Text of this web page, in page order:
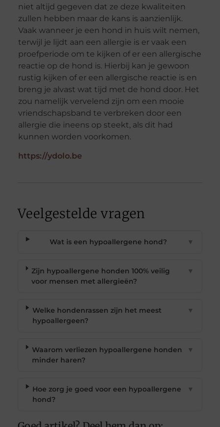
niet altijd gegeven dat ze deze kwaliteiten
zullen hebben maar de kans is aanzienlijk.
Vaak wanneer je een hond in huis wilt nemen,
terwijl je lijdt aan een allergie is er vaak een
proefperiode om te kijken of er een allergische
reactie op de hond is. Hierbij kan je gewoon
rustig kijken of er een allergische reactie is en
breng je alvast wat tijd met de hond door. Het
zou namelijk vervelend zijn om een mooie
vriendschapsband te verbreken door een
allergie die ineens op steekt, als dit had
kunnen worden voorkomen.
https://ydolo.be
Veelgestelde vragen
Wat is een hypoallergene hond? ▼
Zijn hypoallergene honden 100% veilig
voor mensen met allergieën?
▼
Welke hondenrassen zijn het meest
hypoallergeen?
▼
Waarom verliezen hypoallergene honden
minder haren?
▼
Hoe zorg je goed voor een hypoallergene
hond?
▼